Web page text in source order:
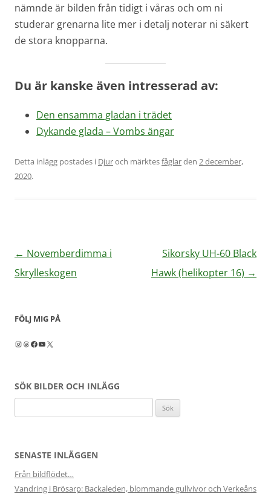
nämnde är bilden från tidigt i våras och om ni
studerar grenarna lite mer i detalj noterar ni säkert
de stora knopparna.
Du är kanske även intresserad av:
Den ensamma gladan i trädet
Dykande glada – Vombs ängar
Detta inlägg postades i Djuroch märktesfåglarden 2 december,
2020.
Inläggsnavigering
← Novemberdimma i
Skrylleskogen
Sikorsky UH-60 Black
Hawk (helikopter 16) →
FÖLJ MIG PÅ
Instagram
Threads
Facebook
YouTube
X
SÖK BILDER OCH INLÄGG
efter:
SENASTE INLÄGGEN
Från bildflödet…
Vandring i Brösarp: Backaleden, blommande gullvivor och Verkeåns